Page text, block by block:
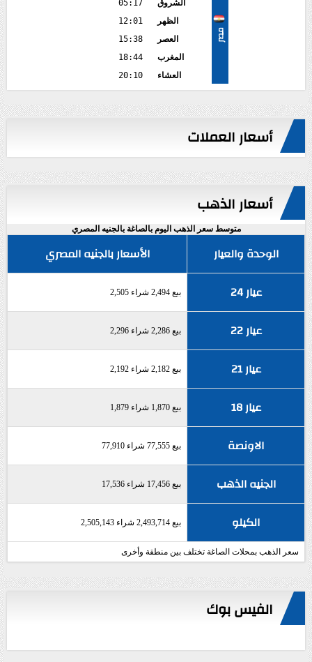
مصر
الشروق
05:17
الظهر
12:01
العصر
15:38
المغرب
18:44
العشاء
20:10
أسعار العملات
أسعار الذهب
متوسط سعر الذهب اليوم بالصاغة بالجنيه المصري
الوحدة والعيار
الأسعار بالجنيه المصري
عيار 24
بيع 2,494 شراء 2,505
عيار 22 بيع 2,286 شراء 2,296
عيار 21 بيع 2,182 شراء 2,192
عيار 18 بيع 1,870 شراء 1,879
الاونصة بيع 77,555 شراء 77,910
الجنيه الذهب بيع 17,456 شراء 17,536
الكيلو بيع 2,493,714 شراء 2,505,143
سعر الذهب بمحلات الصاغة تختلف بين منطقة وأخرى
الفيس بوك